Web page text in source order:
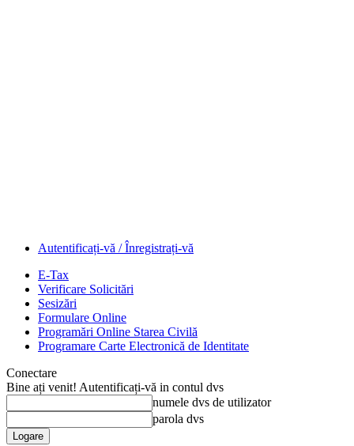
Autentificați-vă / Înregistrați-vă
E-Tax
Verificare Solicitări
Sesizări
Formulare Online
Programări Online Starea Civilă
Programare Carte Electronică de Identitate
Conectare
Bine ați venit! Autentificați-vă in contul dvs
numele dvs de utilizator
parola dvs